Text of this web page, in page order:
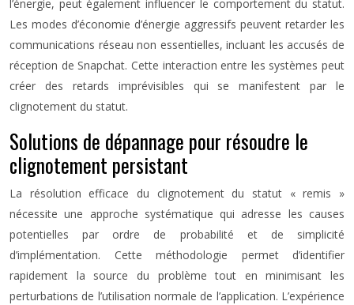
l’énergie, peut également influencer le comportement du statut.
Les modes d’économie d’énergie aggressifs peuvent retarder les
communications réseau non essentielles, incluant les accusés de
réception de Snapchat. Cette interaction entre les systèmes peut
créer des retards imprévisibles qui se manifestent par le
clignotement du statut.
Solutions de dépannage pour résoudre le
clignotement persistant
La résolution efficace du clignotement du statut « remis »
nécessite une approche systématique qui adresse les causes
potentielles par ordre de probabilité et de simplicité
d’implémentation. Cette méthodologie permet d’identifier
rapidement la source du problème tout en minimisant les
perturbations de l’utilisation normale de l’application. L’expérience